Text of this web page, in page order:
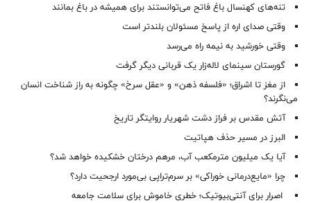
تنه‌های کهنسال باغ فاتح می‌توانستند برای همیشه در باغ بمانند
وقتی صدای اره از پاسخ مسئولان بلندتر است
وقتی خورشید به نیمه راه می‌رسد
گورستان سینمای لاله‌زار یک قربانی دیگر گرفت
از مغز تا اشراق؛ «فلسفه ذهن» و «عقل سرخ» چگونه به راز شناخت انسان
می‌نگرند؟
آتش مقدس بر فراز دشت شهریار روایتگر تاریخ
البرز در مسیر حذف هپاتیت
آیا یک میلیون مترمکعب آب، مرهم درختان خشکیده خواهد شد؟
چرا «مایع‌درمانی خوراکی» بر سرم‌تراپی بی‌مورد ارجحیت دارد؟
اصرار برای آنتی‌بیوتیک؛ خطری خاموش برای سلامت جامعه